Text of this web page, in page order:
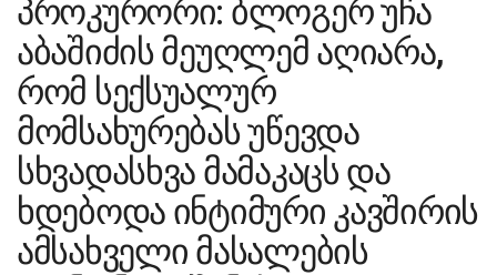
პროკურორი: ბლოგერ უჩა
აბაშიძის მეუღლემ აღიარა,
რომ სექსუალურ
მომსახურებას უწევდა
სხვადასხვა მამაკაცს და
ხდებოდა ინტიმური კავშირის
ამსახველი მასალების